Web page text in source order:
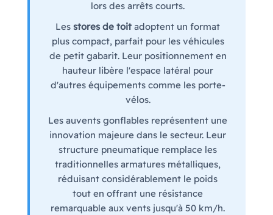
lors des arrêts courts.
Les stores de toit adoptent un format
plus compact, parfait pour les véhicules
de petit gabarit. Leur positionnement en
hauteur libère l'espace latéral pour
d'autres équipements comme les porte-
vélos.
Les auvents gonflables représentent une
innovation majeure dans le secteur. Leur
structure pneumatique remplace les
traditionnelles armatures métalliques,
réduisant considérablement le poids
tout en offrant une résistance
remarquable aux vents jusqu'à 50 km/h.